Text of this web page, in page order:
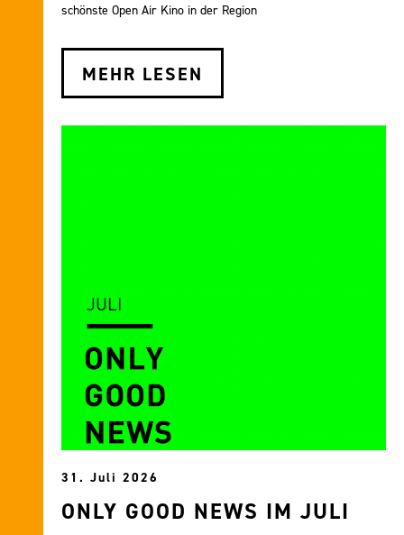
schönste Open Air Kino in der Region
MEHR LESEN
31. Juli 2026
ONLY GOOD NEWS IM JULI